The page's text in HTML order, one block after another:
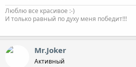
Люблю все красивое :-)
И только равный по духу меня победит!!!
Mr.Joker
Активный